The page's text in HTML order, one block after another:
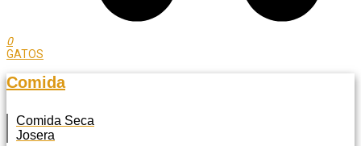
0
GATOS
Comida
Comida Seca
Josera